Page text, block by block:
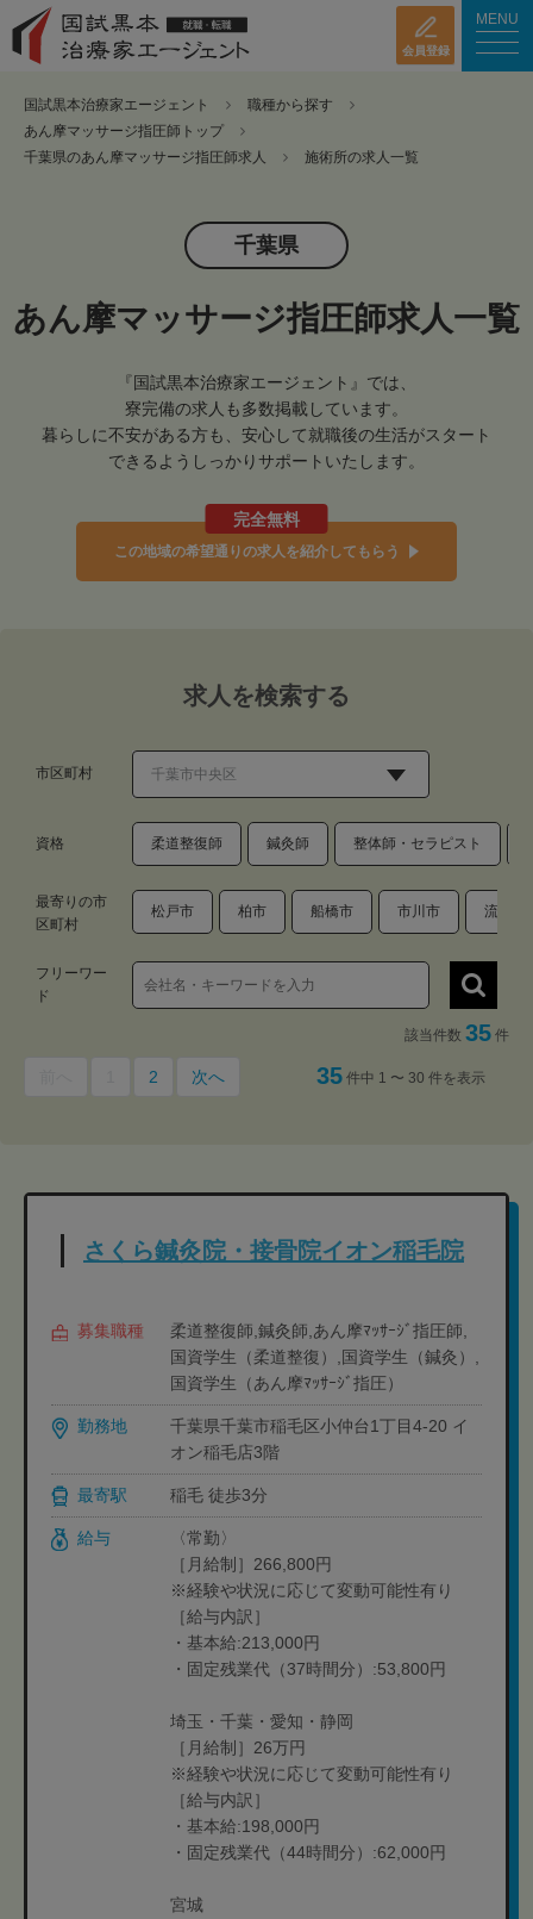
会員登録
MENU
国試黒本治療家エージェント
職種から探す
あん摩マッサージ指圧師トップ
千葉県のあん摩マッサージ指圧師求人
施術所の求人一覧
千葉県
あん摩マッサージ指圧師求人一覧
『国試黒本治療家エージェント』では、
寮完備の求人も多数掲載しています。
暮らしに不安がある方も、安心して就職後の生活がスタート
できるようしっかりサポートいたします。
完全無料
この地域の希望通りの求人を紹介してもらう
求人を検索する
市区町村
資格 柔道整復師 鍼灸師 整体師・セラピスト
最寄りの市
区町村
松戸市 柏市 船橋市 市川市 流山市
フリーワー
ド
該当件数 35 件
2 次へ 35 件中 1 〜 30 件を表示
さくら鍼灸院・接骨院イオン稲毛院
募集職種
柔道整復師,鍼灸師,あん摩ﾏｯｻｰｼﾞ指圧師,
国資学生（柔道整復）,国資学生（鍼灸）,
国資学生（あん摩ﾏｯｻｰｼﾞ指圧）
勤務地
千葉県千葉市稲毛区小仲台1丁目4-20 イ
オン稲毛店3階
最寄駅 稲毛 徒歩3分
給与
〈常勤〉
［月給制］266,800円
※経験や状況に応じて変動可能性有り
［給与内訳］
・基本給:213,000円
・固定残業代（37時間分）:53,800円
埼玉・千葉・愛知・静岡
［月給制］26万円
※経験や状況に応じて変動可能性有り
［給与内訳］
・基本給:198,000円
・固定残業代（44時間分）:62,000円
宮城